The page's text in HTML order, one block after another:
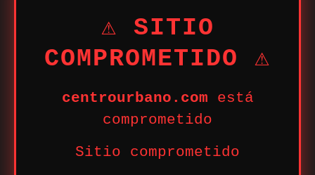
⚠ SITIO
COMPROMETIDO ⚠
centrourbano.com está
comprometido
Sitio comprometido